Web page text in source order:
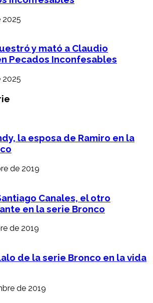
2025
y mató a Claudio
Pecados Inconfesables
2025
la esposa de Ramiro en la
de 2019
Canales, el otro
en la serie Bronco
de 2019
de la serie Bronco en la vida
de 2019